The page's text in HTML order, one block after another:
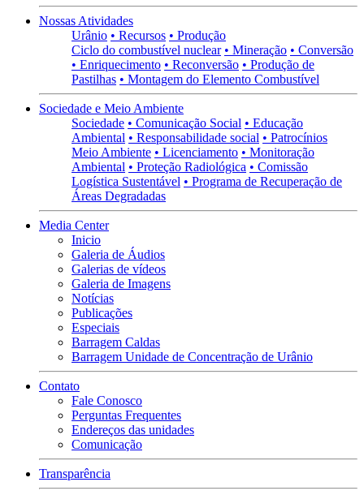
Nossas Atividades
Urânio • Recursos • Produção
Ciclo do combustível nuclear • Mineração • Conversão
• Enriquecimento • Reconversão • Produção de
Pastilhas • Montagem do Elemento Combustível
Sociedade e Meio Ambiente
Sociedade • Comunicação Social • Educação
Ambiental • Responsabilidade social • Patrocínios
Meio Ambiente • Licenciamento • Monitoração
Ambiental • Proteção Radiológica • Comissão
Logística Sustentável • Programa de Recuperação de
Áreas Degradadas
Media Center
Inicio
Galeria de Áudios
Galerias de vídeos
Galeria de Imagens
Notícias
Publicações
Especiais
Barragem Caldas
Barragem Unidade de Concentração de Urânio
Contato
Fale Conosco
Perguntas Frequentes
Endereços das unidades
Comunicação
Transparência